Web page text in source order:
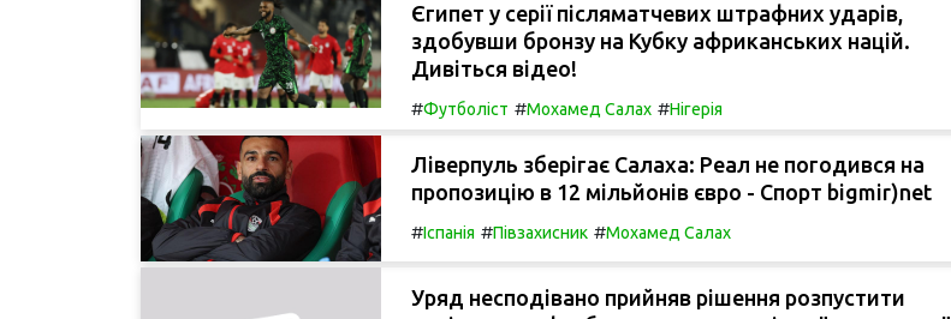
Єгипет у серії післяматчевих штрафних ударів,
здобувши бронзу на Кубку африканських націй.
Дивіться відео!
#Футболіст #Мохамед Салах #Нігерія
Ліверпуль зберігає Салаха: Реал не погодився на
пропозицію в 12 мільйонів євро - Спорт bigmir)net
#Іспанія #Півзахисник #Мохамед Салах
Уряд несподівано прийняв рішення розпустити